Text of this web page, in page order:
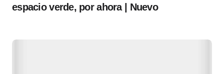
espacio verde, por ahora | Nuevo